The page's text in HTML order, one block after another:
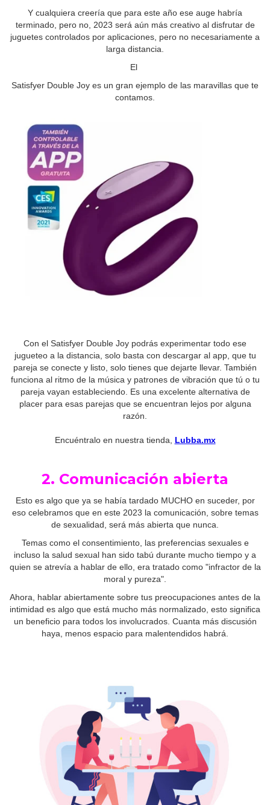
Y cualquiera creería que para este año ese auge habría
terminado, pero no, 2023 será aún más creativo al disfrutar de
juguetes controlados por aplicaciones, pero no necesariamente a
larga distancia.
El
Satisfyer Double Joy es un gran ejemplo de las maravillas que te
contamos.
Con el Satisfyer Double Joy podrás experimentar todo ese
jugueteo a la distancia, solo basta con descargar al app, que tu
pareja se conecte y listo, solo tienes que dejarte llevar. También
funciona al ritmo de la música y patrones de vibración que tú o tu
pareja vayan estableciendo. Es una excelente alternativa de
placer para esas parejas que se encuentran lejos por alguna
razón.
Encuéntralo en nuestra tienda, Lubba.mx
2. Comunicación abierta
Esto es algo que ya se había tardado MUCHO en suceder, por
eso celebramos que en este 2023 la comunicación, sobre temas
de sexualidad, será más abierta que nunca.
Temas como el consentimiento, las preferencias sexuales e
incluso la salud sexual han sido tabú durante mucho tiempo y a
quien se atrevía a hablar de ello, era tratado como "infractor de la
moral y pureza".
Ahora, hablar abiertamente sobre tus preocupaciones antes de la
intimidad es algo que está mucho más normalizado, esto significa
un beneficio para todos los involucrados. Cuanta más discusión
haya, menos espacio para malentendidos habrá.